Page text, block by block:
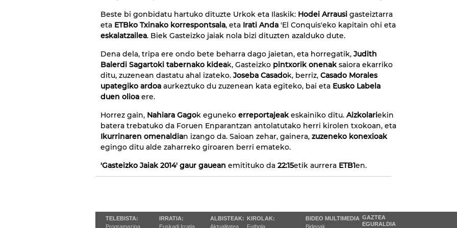
Beste bi gonbidatu hartuko dituzte Urkok eta Ilaskik: Hodei Arrausi gasteiztarra
eta ETBko Txinako korrespontsala, eta Irati Anda 'El Conquis'eko kapitain ohi eta
eskalatzailea. Biek Gasteizko jaiak nola bizi dituzten azalduko dute.
Dena dela, tripa ere ondo bete beharra dago jaietan, eta horregatik, Judith
Balerdi Sagartoki tabernako kideak, Gasteizko pintxorik onenaksaiora ekarriko
ditu, zuzenean dastatu ahal izateko. Joseba Casadok, berriz, Casado Morales
upategiko ardoa aurkeztuko du zuzenean kata egiteko, bai eta Eusko Labela
duen olioa ere.
Horrez gain, Nahiara Gagok eguneko erreportajeakeskainiko ditu. Aizkolariekin
batera trebatuko da Foruen Enparantzan antolatutako herri kirolen txokoan, eta
Ikurrinaren omenaldian izango da. Saioan zehar, gainera, zuzeneko konexioak
egingo ditu alde zaharreko giroaren berri emateko.
'Gasteizko Jaiak 2014' gaur gauean emitituko da 22:15etik aurrera ETB1en.
TELEBISTA:
Programazioa
IRRATIA:
Euskadi Irratia
ALBISTEAK:
Aktualitatea
KIROLAK:
Futbola
BIDEO MULTIMEDIA
Bideoak
GAZTEA
EGURALDIA